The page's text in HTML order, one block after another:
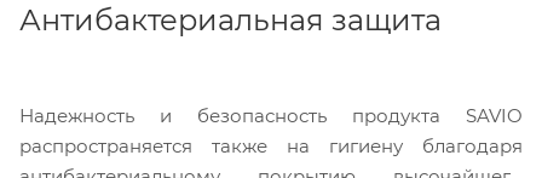
Антибактериальная защита
Надежность и безопасность продукта SAVIO
распространяется также на гигиену благодаря